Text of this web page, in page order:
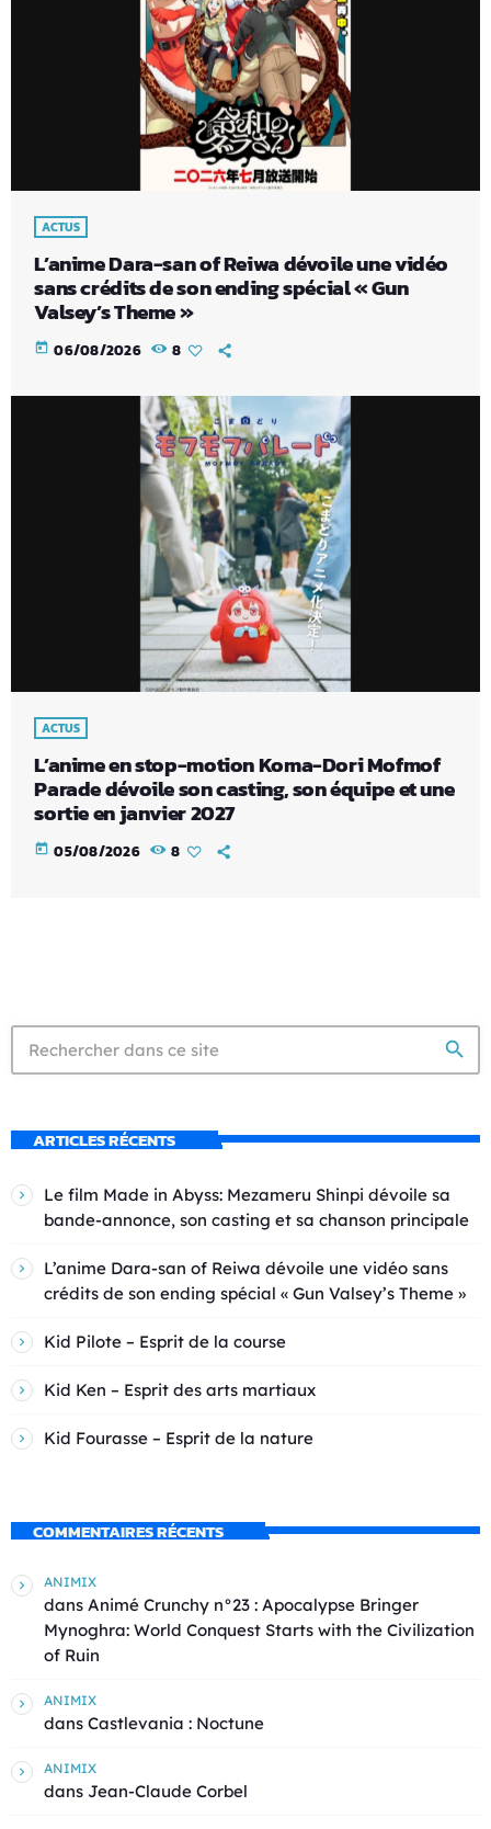
ACTUS
L’anime Dara-san of Reiwa dévoile une vidéo
sans crédits de son ending spécial « Gun
Valsey’s Theme »
today 06/08/2026 8
ACTUS
L’anime en stop-motion Koma-Dori Mofmof
Parade dévoile son casting, son équipe et une
sortie en janvier 2027
today 05/08/2026 8
search
ARTICLES RÉCENTS
Le film Made in Abyss: Mezameru Shinpi dévoile sa
bande-annonce, son casting et sa chanson principale
L’anime Dara-san of Reiwa dévoile une vidéo sans
crédits de son ending spécial « Gun Valsey’s Theme »
Kid Pilote – Esprit de la course
Kid Ken – Esprit des arts martiaux
Kid Fourasse – Esprit de la nature
COMMENTAIRES RÉCENTS
ANIMIX
dans Animé Crunchy n°23 : Apocalypse Bringer
Mynoghra: World Conquest Starts with the Civilization
of Ruin
ANIMIX
dans Castlevania : Noctune
ANIMIX
dans Jean-Claude Corbel